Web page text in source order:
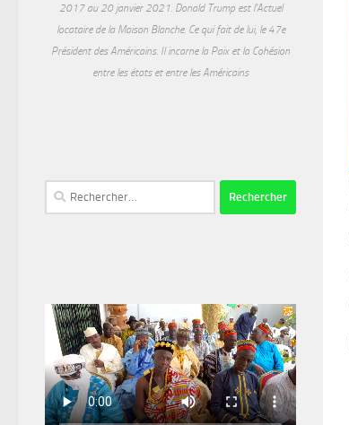
2017 au 20 janvier 2021. Donald Trump est l'Actuel
locataire de la Maison Blanche. Ce qui fait de lui, le 47e
Président des Américains. Il incarne la Paix et la Cohésion
entre les états et entre les Américains
Rechercher :